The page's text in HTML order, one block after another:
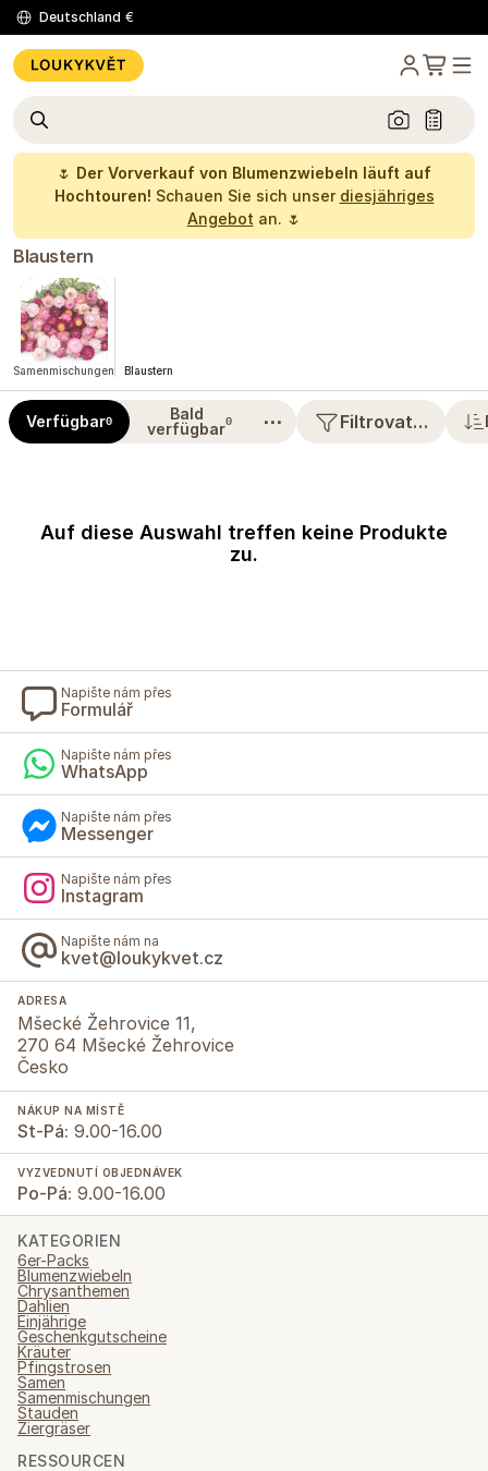
Deutschland €
🌷 Der Vorverkauf von Blumenzwiebeln läuft auf
Hochtouren! Schauen Sie sich unser diesjähriges
Angebot an. 🌷
Blaustern
Samenmischungen Blaustern
Verfügbar0
Bald
verfügbar0 ⋯ Filtrovat…
Auf diese Auswahl treffen keine Produkte
zu.
Napište nám přes
Formulář
Napište nám přes
WhatsApp
Napište nám přes
Messenger
Napište nám přes
Instagram
Napište nám na
kvet@loukykvet.cz
ADRESA
Mšecké Žehrovice 11,
270 64 Mšecké Žehrovice
Česko
NÁKUP NA MÍSTĚ
St-Pá: 9.00-16.00
VYZVEDNUTÍ OBJEDNÁVEK
Po-Pá: 9.00-16.00
KATEGORIEN
6er-Packs
Blumenzwiebeln
Chrysanthemen
Dahlien
Einjährige
Geschenkgutscheine
Kräuter
Pfingstrosen
Samen
Samenmischungen
Stauden
Ziergräser
RESSOURCEN